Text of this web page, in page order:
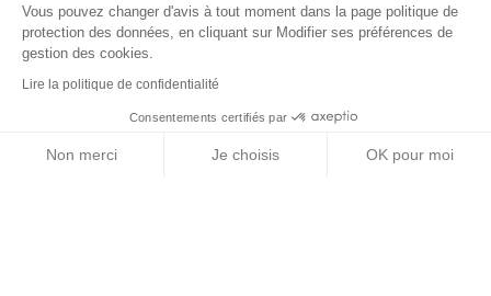
Vous pouvez changer d'avis à tout moment dans la page politique de
protection des données, en cliquant sur Modifier ses préférences de
gestion des cookies.
Lire la politique de confidentialité
Consentements certifiés par
Non merci Je choisis OK pour moi
14 allée des eaux et forêts